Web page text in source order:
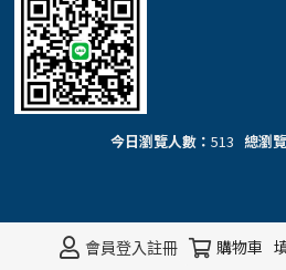
會員登入註冊 購物車
今日瀏覽人數： 513 總瀏